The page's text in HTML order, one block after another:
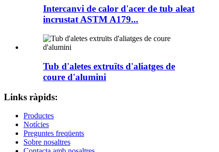
Intercanvi de calor d'acer de tub aleat
incrustat ASTM A179...
Tub d'aletes extruïts d'aliatges de
coure d'alumini
Links ràpids:
Productes
Notícies
Preguntes freqüents
Sobre nosaltres